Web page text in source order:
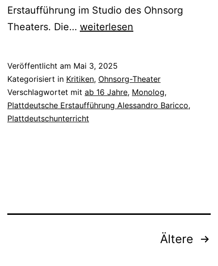
Erstaufführung im Studio des Ohnsorg
Theaters. Die… Novecento
Geschicht
vun
den
Ozeanpianist
weiterlesen
Veröffentlicht am Mai 3, 2025
Kategorisiert in Kritiken, Ohnsorg-Theater
Verschlagwortet mit ab 16 Jahre, Monolog,
Plattdeutsche Erstaufführung Alessandro Baricco,
Plattdeutschunterricht
Ältere